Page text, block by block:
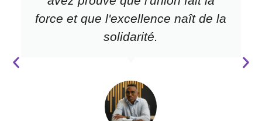
force et que l'excellence naît de la
solidarité.